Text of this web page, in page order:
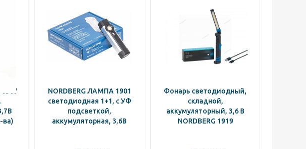
ва)
NORDBERG ЛАМПА 1901
светодиодная 1+1, с УФ
подсветкой,
аккумуляторная, 3,6В
Фонарь светодиодный,
складной,
аккумуляторный, 3,6 В
NORDBERG 1919